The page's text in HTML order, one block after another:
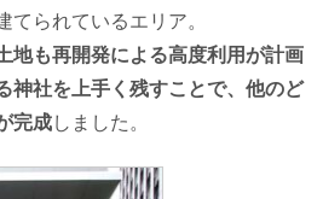
てられているエリア。
地も再開発による高度利用が計画
神社を上手く残すことで、他のど
完成しました。